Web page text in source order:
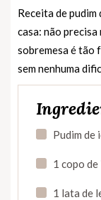
Receita de
casa: não precisa
sobremesa é tão
sem nenhuma
Pudim de
1 copo
1 lata de